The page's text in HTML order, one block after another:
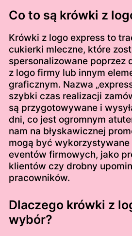
Co to są krówki z
Krówki z logo express to
cukierki mleczne, które
spersonalizowane poprzez
z logo firmy lub innym
graficznym. Nazwa
szybki czas realizacji
są przygotowywane i
dni, co jest ogromnym
nam na błyskawicznej
mogą być
eventów firmowych, jako
klientów czy drobny
pracowników.
Dlaczego krówki z
wybór?